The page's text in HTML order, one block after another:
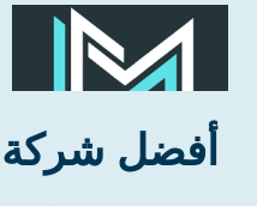
أفضل